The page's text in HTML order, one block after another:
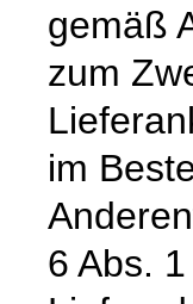
gemäß
zum
im
6 Abs.